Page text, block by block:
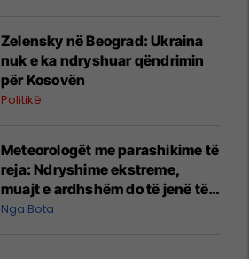
Zelensky në Beograd: Ukraina
nuk e ka ndryshuar qëndrimin
për Kosovën
Politikë
Meteorologët me parashikime të
reja: Ndryshime ekstreme,
muajt e ardhshëm do të jenë të
pazakontë
Nga Bota